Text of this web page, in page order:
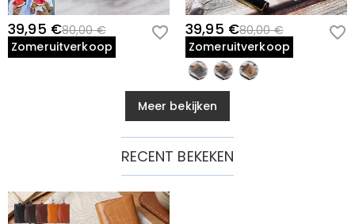
39,95 €80,00 €
Zomeruitverkoop
39,95 €80,00 €
Zomeruitverkoop
Meer bekijken
RECENT BEKEKEN